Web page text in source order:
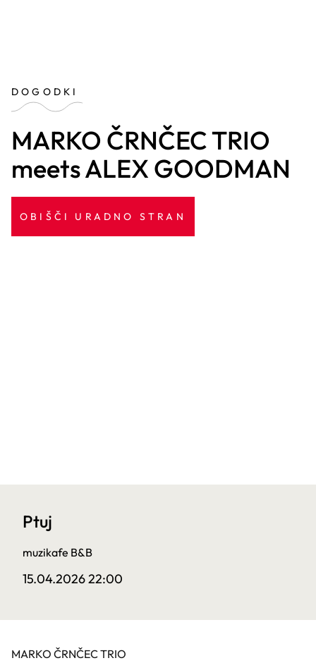
DOGODKI
MARKO ČRNČEC TRIO
meets ALEX GOODMAN
OBIŠČI URADNO STRAN
Ptuj
muzikafe B&B
15.04.2026 22:00
MARKO ČRNČEC TRIO